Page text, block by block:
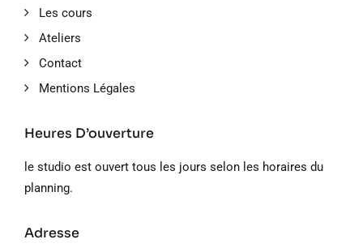
Les cours
Ateliers
Contact
Mentions Légales
Heures D’ouverture
le studio est ouvert tous les jours selon les horaires du
planning.
Adresse